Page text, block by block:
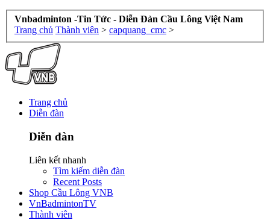
Vnbadminton -Tin Tức - Diễn Đàn Cầu Lông Việt Nam
Trang chủ Thành viên > capquang_cmc >
Trang chủ
Diễn đàn
Diễn đàn
Liên kết nhanh
Tìm kiếm diễn đàn
Recent Posts
Shop Cầu Lông VNB
VnBadmintonTV
Thành viên